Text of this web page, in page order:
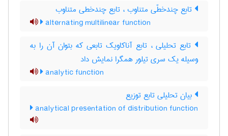
تابع چندخطّی متناوب ، تابع چندخطی متناوب
alternating multilinear function
تابع تحلیلی ، تابع آناکاویک تابعی که بتوان آن را به
وسیله یک سری تیلور همگرا نمایش داد
analytic function
بیان تحلیلی تابع توزیع
analytical presentation of distribution function